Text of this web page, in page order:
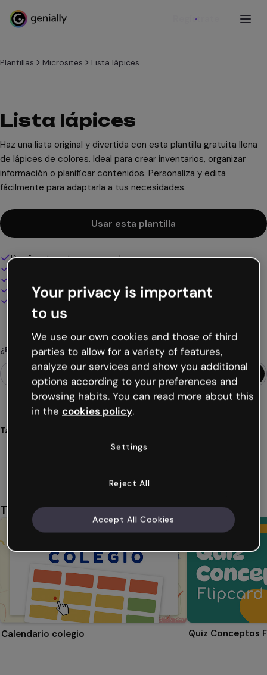
Regístrate
Plantillas Microsites Lista lápices
Lista lápices
Haz una lista original y divertida con esta plantilla gratuita llena
de lápices de colores. Ideal para crear inventarios, organizar
información o planificar contenidos. Personaliza y edita
fácilmente para adaptarla a tus necesidades.
Usar esta plantilla
Diseño interactivo y animado
Presenta, comparte o publica online
Descarga en PDF, MP4 y otros formatos
¿Buscas algo diferente?
Tags
mentoría aprendizaje
También te puede gustar
Calendario colegio Quiz Conceptos
Your privacy is important
to us
We use our own cookies and those of third
parties to allow for a variety of features,
analyze our services and show you additional
options according to your preferences and
browsing habits. You can read more about this
in the cookies policy.
Settings
Reject All
Accept All Cookies